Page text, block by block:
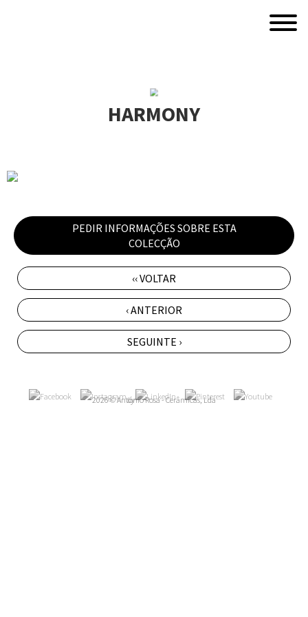
HARMONY
PEDIR INFORMAÇÕES SOBRE ESTA
COLECÇÃO
‹‹ VOLTAR
‹ ANTERIOR
SEGUINTE ›
2026 © António Rosa - Cerâmicas, Lda
by